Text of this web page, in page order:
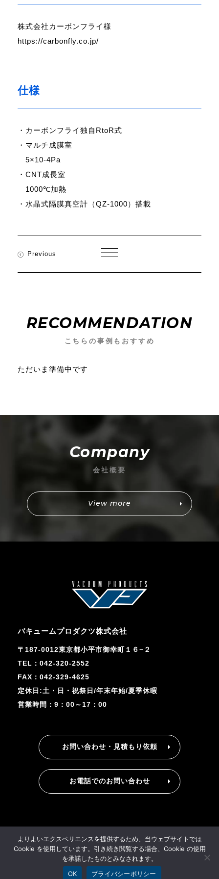
株式会社カーボンフライ様
https://carbonfly.co.jp/
仕様
・カーボンフライ独自 RtoR式
・マルチ成膜室
5×10-4Pa
・ CNT成長室
1000℃加熱
・水晶式隔膜真空計（QZ-1000）搭載
Previous
こちらの事例もおすすめ
ただいま準備中です
会社概要
View more
バキュームプロダクツ株式会社
〒187-0012東京都小平市御幸町１６−２
TEL：042-320-2552
FAX：042-329-4625
定休日:土・日・祝祭日/年末年始/夏季休暇
営業時間：9：00～17：00
お問い合わせ・見積もり依頼
お電話でのお問い合わせ
Copyright © VACUUM PRODUCTS
Co., Ltd All Rights Reserved.
よりよいエクスペリエンスを提供するため、当ウェブサイトでは
Cookie を使用しています。引き続き閲覧する場合、Cookie の使用
を承諾したものとみなされます。
OK
プライバシーポリシー